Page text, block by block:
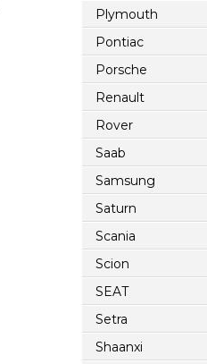
Plymouth
Pontiac
Porsche
Renault
Rover
Saab
Samsung
Saturn
Scania
Scion
SEAT
Setra
Shaanxi